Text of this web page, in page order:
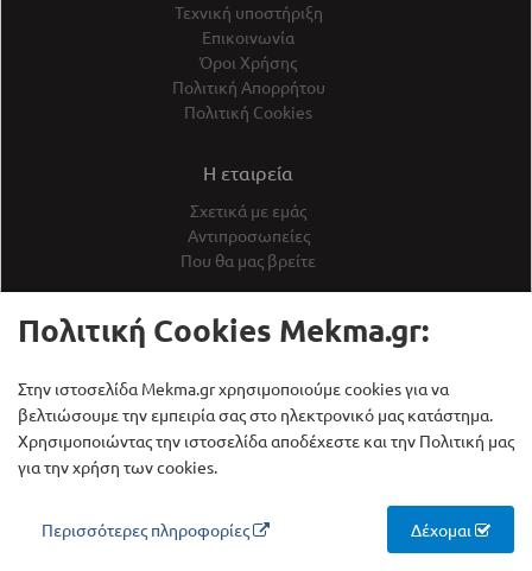
Τεχνική υποστήριξη
Επικοινωνία
Όροι Χρήσης
Πολιτική Απορρήτου
Πολιτική Cookies
Η εταιρεία
Σχετικά με εμάς
Αντιπροσωπείες
Που θα μας βρείτε
ΕκθεσιακάΠροϊόντα
Βρείτε προϊόντα σε χαμηλότερες
τιμές
∆ιαβάστε τα τελευταία νέα μας
Πολιτική Cookies Mekma.gr:
Στην ιστοσελίδα Mekma.gr χρησιμοποιούμε cookies για να
βελτιώσουμε την εμπειρία σας στο ηλεκτρονικό μας κατάστημα.
Χρησιμοποιώντας την ιστοσελίδα αποδέχεστε και την Πολιτική μας
για την χρήση των cookies.
Περισσότερες πληροφορίες Δέχομαι